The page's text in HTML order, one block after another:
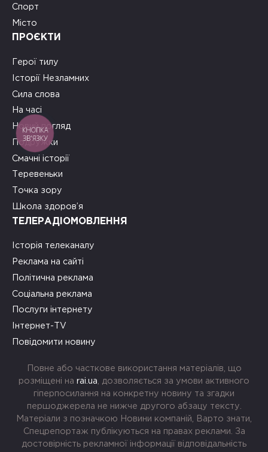
Спорт
Місто
ПРОЄКТИ
Герої тилу
Історії Незламних
Сила слова
На часі
Новий погляд
Подружки
Смачні історії
Теревеньки
Точка зору
Школа здоров’я
ТЕЛЕРАДІОМОВЛЕННЯ
Історія телеканалу
Реклама на сайті
Політична реклама
Соціальна реклама
Послуги інтернету
Інтернет-TV
Повідомити новину
Повне або часткове використання матеріалів, що
розміщені на rai.ua , дозволяється за умови активного
гіперпосилання на конкретну новину та згадки
першоджерела не нижче другого абзацу тексту.
Матеріали з позначкою Новини компаній, Варто знати,
Спецрепортаж публікуються на правах реклами. За
достовірність рекламної інформації відповідальність
КНОПКА
ЗВ'ЯЗКУ